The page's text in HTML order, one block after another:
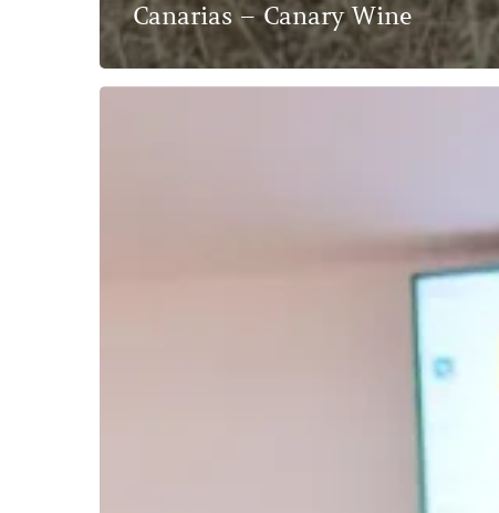
Canarias – Canary Wine